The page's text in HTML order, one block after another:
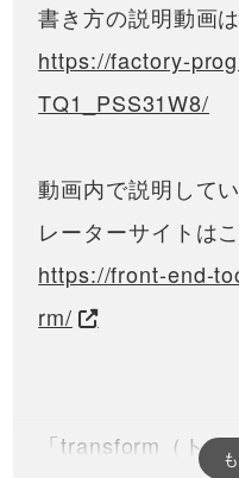
書き方の説明動画
https://factory-
TQ1_PSS31W8/
動画内で説明して
レーターサイトは
https://front-end-
rm/
「transform（ト